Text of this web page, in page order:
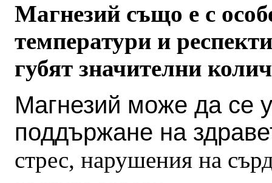
Магнезий също е с
температури и
губят значителни
Магнезий може да се
поддържане на
стрес, нарушения на